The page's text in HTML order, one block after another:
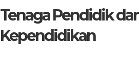
Tenaga Pendidik
Kependidikan